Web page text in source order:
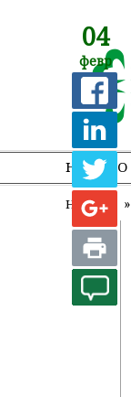
НАЧАЛО
Начало »
04
февр